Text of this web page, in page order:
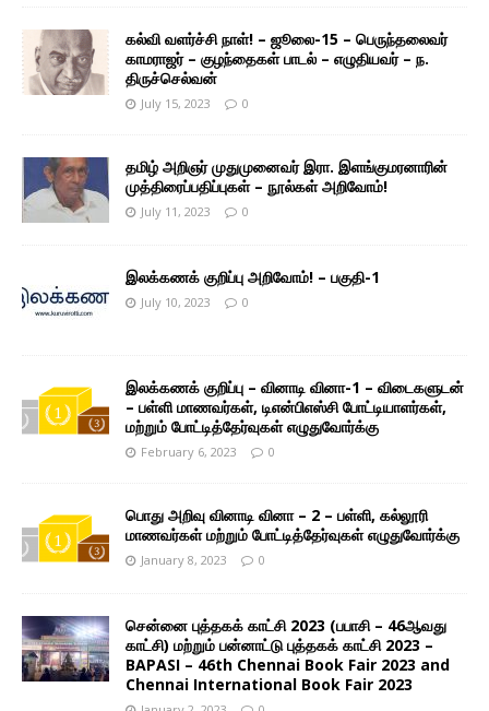
கல்வி வளர்ச்சி நாள்! – ஜூலை-15 – பெருந்தலைவர்
காமராஜர் – குழந்தைகள் பாடல் – எழுதியவர் – ந.
திருச்செல்வன்
July 15, 2023 0
தமிழ் அறிஞர் முதுமுனைவர் இரா. இளங்குமரனாரின்
முத்திரைப்பதிப்புகள் – நூல்கள் அறிவோம்!
July 11, 2023 0
இலக்கணக் குறிப்பு அறிவோம்! – பகுதி-1
July 10, 2023 0
இலக்கணக் குறிப்பு – வினாடி வினா-1 – விடைகளுடன்
– பள்ளி மாணவர்கள், டிஎன்பிஎஸ்சி போட்டியாளர்கள்,
மற்றும் போட்டித்தேர்வுகள் எழுதுவோர்க்கு
February 6, 2023 0
பொது அறிவு வினாடி வினா – 2 – பள்ளி, கல்லூரி
மாணவர்கள் மற்றும் போட்டித்தேர்வுகள் எழுதுவோர்க்கு
January 8, 2023 0
சென்னை புத்தகக் காட்சி 2023 (பபாசி – 46ஆவது
காட்சி) மற்றும் பன்னாட்டு புத்தகக் காட்சி 2023 –
BAPASI – 46th Chennai Book Fair 2023 and
Chennai International Book Fair 2023